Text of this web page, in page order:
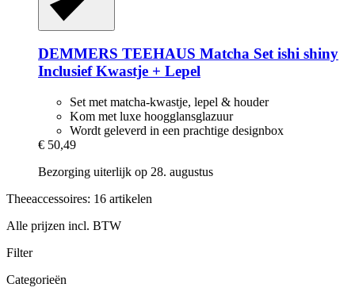
DEMMERS TEEHAUS Matcha Set ishi shiny
Inclusief Kwastje + Lepel
Set met matcha-kwastje, lepel & houder
Kom met luxe hoogglansglazuur
Wordt geleverd in een prachtige designbox
€ 50,49
Bezorging uiterlijk op 28. augustus
Theeaccessoires: 16 artikelen
Alle prijzen incl. BTW
Filter
Categorieën